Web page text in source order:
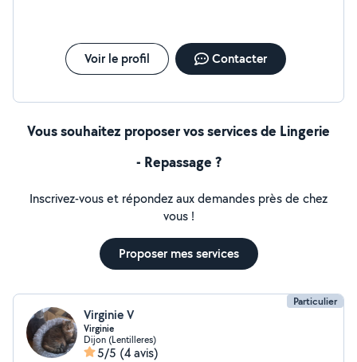
Voir le profil Contacter
Vous souhaitez proposer vos services de Lingerie
- Repassage ?
Inscrivez-vous et répondez aux demandes près de chez
vous !
Proposer mes services
Particulier
Virginie V
Virginie
Dijon (Lentilleres)
5/5 (4 avis)